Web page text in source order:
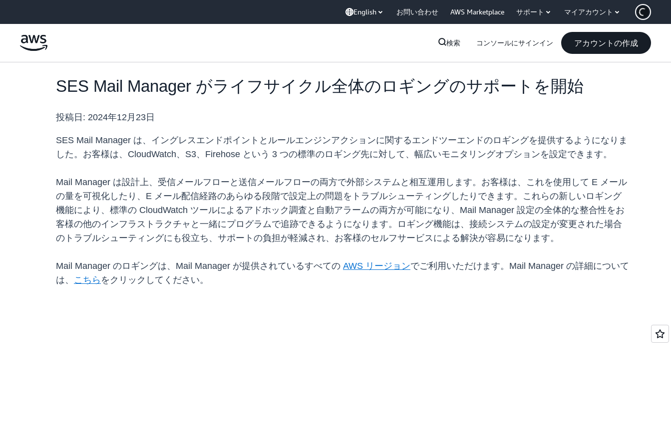
English お問い合わせ AWS Marketplace サポート マイアカウント
検索 コンソールにサインイン アカウントの作成
SES Mail Manager がライフサイクル全体のロギングのサポートを開始
投稿日: 2024年12月23日
SES Mail Manager は、イングレスエンドポイントとルールエンジンアクションに関するエンドツーエンドのロギングを提供するようになりま
した。お客様は、CloudWatch、S3、Firehose という 3 つの標準のロギング先に対して、幅広いモニタリングオプションを設定できます。
Mail Manager は設計上、受信メールフローと送信メールフローの両方で外部システムと相互運用します。お客様は、これを使用して E メール
の量を可視化したり、E メール配信経路のあらゆる段階で設定上の問題をトラブルシューティングしたりできます。これらの新しいロギング
機能により、標準の CloudWatch ツールによるアドホック調査と自動アラームの両方が可能になり、Mail Manager 設定の全体的な整合性をお
客様の他のインフラストラクチャと一緒にプログラムで追跡できるようになります。ロギング機能は、接続システムの設定が変更された場合
のトラブルシューティングにも役立ち、サポートの負担が軽減され、お客様のセルフサービスによる解決が容易になります。
Mail Manager のロギングは、Mail Manager が提供されているすべての AWS リージョンでご利用いただけます。Mail Manager の詳細について
は、 こちら をクリックしてください。